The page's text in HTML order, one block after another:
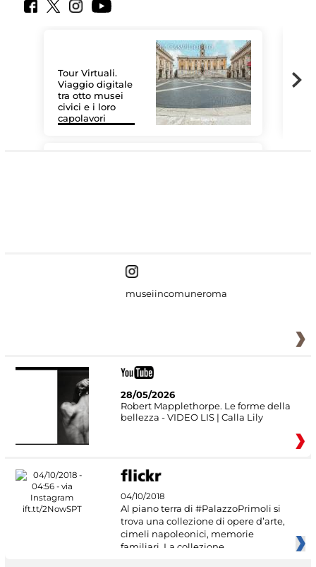
Tour Virtuali.
Viaggio digitale
tra otto musei
civici e i loro
capolavori
museiincomuneroma
28/05/2026
Robert Mapplethorpe. Le forme della
bellezza - VIDEO LIS | Calla Lily
04/10/2018
Al piano terra di #PalazzoPrimoli si
trova una collezione di opere d’arte,
cimeli napoleonici, memorie
familiari. La collezione